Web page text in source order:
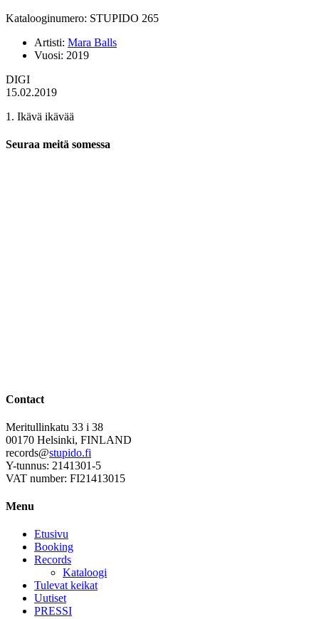
Katalooginumero: STUPIDO 265
Artisti: Mara Balls
Vuosi: 2019
DIGI
15.02.2019
1. Ikävä ikävää
Seuraa meitä somessa
Contact
Meritullinkatu 33 i 38
00170 Helsinki, FINLAND
records@stupido.fi
Y-tunnus: 2141301-5
VAT number: FI21413015
Menu
Etusivu
Booking
Records
Kataloogi
Tulevat keikat
Uutiset
PRESSI